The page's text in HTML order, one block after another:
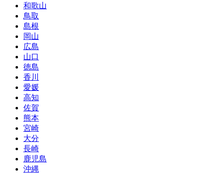
和歌山
鳥取
島根
岡山
広島
山口
徳島
香川
愛媛
高知
佐賀
熊本
宮崎
大分
長崎
鹿児島
沖縄